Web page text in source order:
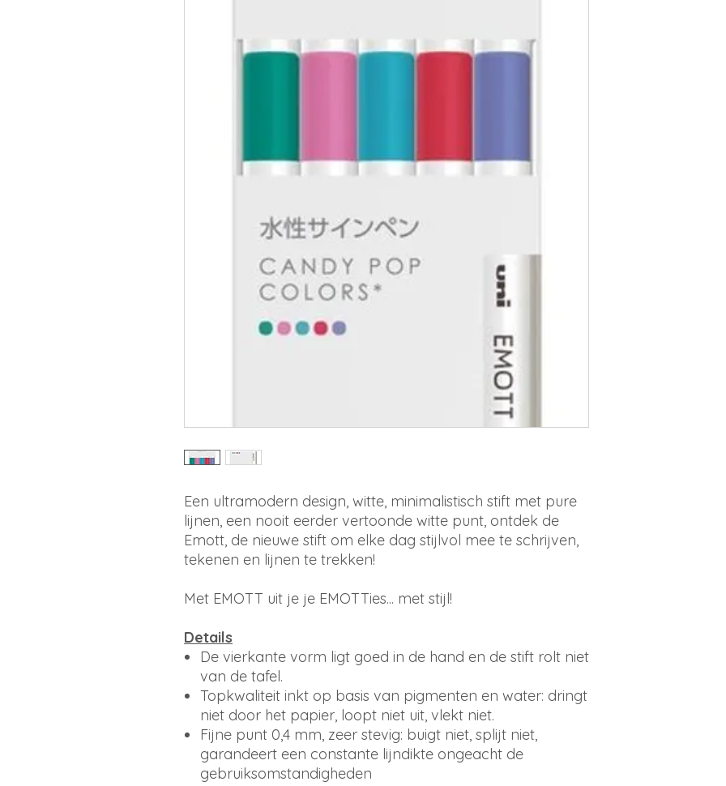
Een ultramodern design, witte, minimalistisch stift met pure
lijnen, een nooit eerder vertoonde witte punt, ontdek de
Emott, de nieuwe stift om elke dag stijlvol mee te schrijven,
tekenen en lijnen te trekken!
Met EMOTT uit je je EMOTTies... met stijl!
Details
De vierkante vorm ligt goed in de hand en de stift rolt niet
van de tafel.
Topkwaliteit inkt op basis van pigmenten en water: dringt
niet door het papier, loopt niet uit, vlekt niet.
Fijne punt 0,4 mm, zeer stevig: buigt niet, splijt niet,
garandeert een constante lijndikte ongeacht de
gebruiksomstandigheden